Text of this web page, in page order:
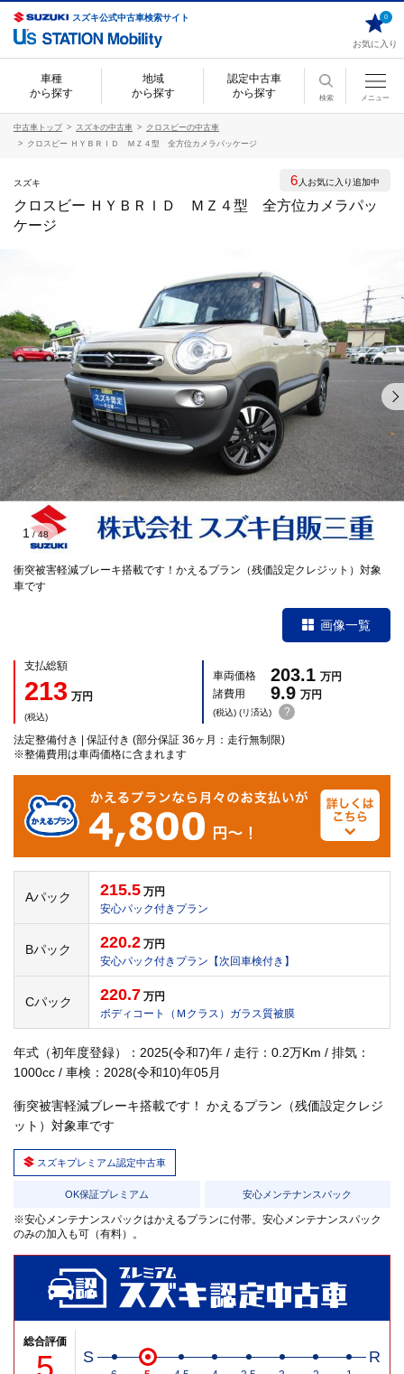
スズキ公式中古車検索サイト
お気に入り
0
車種
から探す
地域
から探す
認定中古車
から探す
検索 メニュー
中古車トップ スズキの中古車
クロスビーの中古車
クロスビー ＨＹＢＲＩＤ ＭＺ４型 全方位カメラパッケージ
スズキ
クロスビー ＨＹＢＲＩＤ ＭＺ４型 全方位カメラパッ
ケージ
衝突被害軽減ブレーキ搭載です！かえるプラン（残価設定クレジット）対象
車です
1 /48
画像一覧
支払総額
213 万円
(税込)
車両価格 203.1 万円
諸費用
9.9 万円
(税込) (リ済込) ?
法定整備付き | 保証付き (部分保証 36ヶ月：走行無制限)
※整備費用は車両価格に含まれます
Aパック 215.5 万円
安心パック付きプラン
Bパック 220.2 万円
安心パック付きプラン【次回車検付き】
Cパック 220.7 万円
ボディコート（Ｍクラス）ガラス質被膜
年式（初年度登録）：2025(令和7)年 / 走行：0.2万Km / 排気：
1000cc / 車検：2028(令和10)年05月
衝突被害軽減ブレーキ搭載です！ かえるプラン（残価設定クレジ
ット）対象車です
スズキプレミアム認定中古車
OK保証プレミアム 安心メンテナンスパック
※安心メンテナンスパックはかえるプランに付帯。安心メンテナンスパック
のみの加入も可（有料）。
総合評価
5 S R
6 人お気に入り追加中